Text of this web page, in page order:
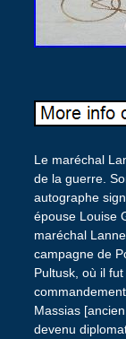
Le maréchal
de la guerre.
autographe
épouse Louise
maréchal
campagne de
Pultusk, où il
Massias
devenu